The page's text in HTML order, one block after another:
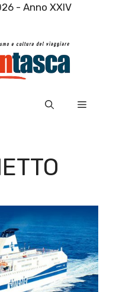
- Anno XXIV
Menu